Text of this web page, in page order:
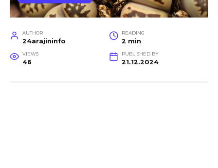
AUTHOR
24arajininfo
READING
2 min
VIEWS
46
PUBLISHED BY
21.12.2024